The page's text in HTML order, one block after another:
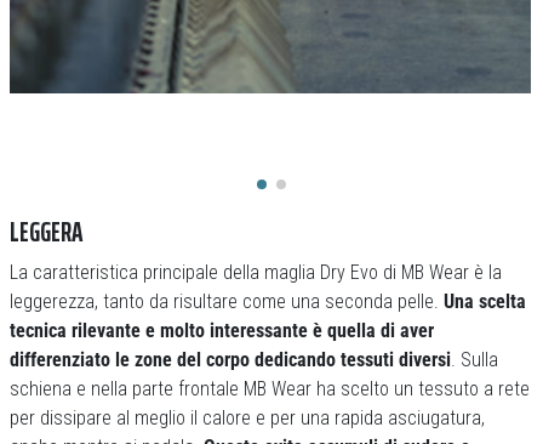
LEGGERA
La caratteristica principale della maglia Dry Evo di MB Wear è la
leggerezza, tanto da risultare come una seconda pelle. Una scelta
tecnica rilevante e molto interessante è quella di aver
differenziato le zone del corpo dedicando tessuti diversi. Sulla
schiena e nella parte frontale MB Wear ha scelto un tessuto a rete
per dissipare al meglio il calore e per una rapida asciugatura,